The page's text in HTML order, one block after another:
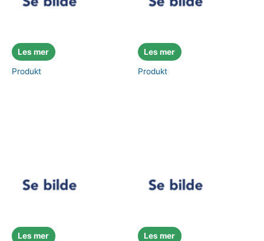
Les mer
Produkt
Les mer
Produkt
Les mer Les mer